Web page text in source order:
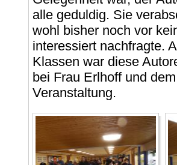
alle geduldig. Sie
wohl bisher noch vor
interessiert nachfragte.
Klassen war diese
bei Frau Erlhoff und
Veranstaltung.